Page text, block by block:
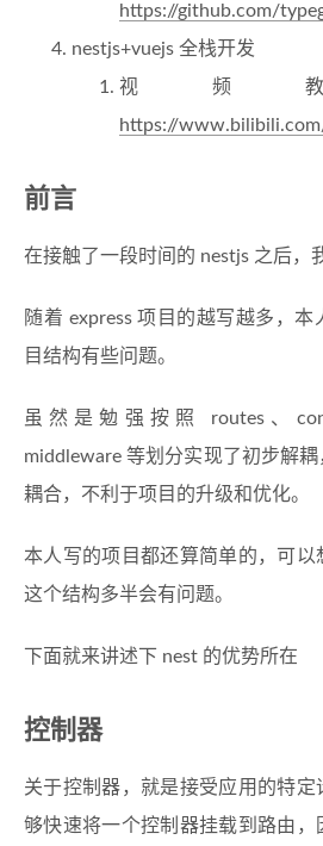
https://github.com/
nestjs+vuejs 全栈开发
视频
https://
前言
在接触了一段时间的 nestjs 之后，
随着 express 项目的越写越多，
目结构有些问题。
虽然是勉强按照 routes、
middleware 等划分实现了初步解
耦合，不利于项目的升级和优化。
本人写的项目都还算简单的，可以
这个结构多半会有问题。
下面就来讲述下 nest 的优势所在
控制器
关于控制器，就是接受应用的特
够快速将一个控制器挂载到路由